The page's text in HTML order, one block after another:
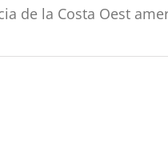
de la Costa Oest